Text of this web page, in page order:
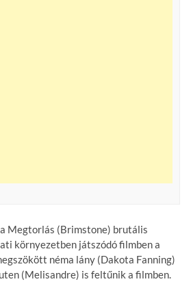
Megtorlás (Brimstone) brutális
környezetben játszódó filmben a
néma lány (Dakota Fanning)
(Melisandre) is feltűnik a filmben.